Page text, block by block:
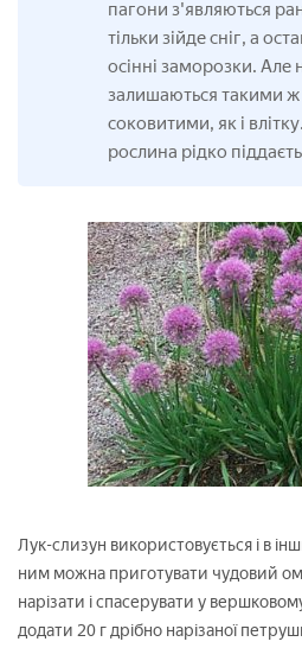
пагони з'являються
тільки зійде сніг, а
осінні заморозки. Але
залишаються такими ж
соковитими, як і
рослина рідко
Лук-слизун використовується і в
ним можна приготувати чудовий
нарізати і спасерувати у
додати 20 г дрібно нарізаної